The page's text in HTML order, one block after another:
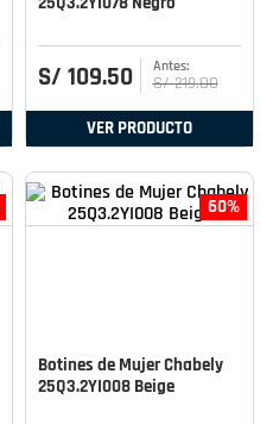
S/ 109.50 S/ 219.00
VER PRODUCTO
60%
Botines de Mujer Chabely
25Q3.2YI008 Beige